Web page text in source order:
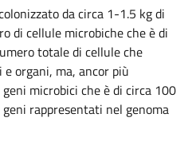
da circa 1-1.5 kg di
di cellule microbiche che è di
totale di cellule che
organi, ma, ancor più
microbici che è di circa 100
rappresentati nel genoma